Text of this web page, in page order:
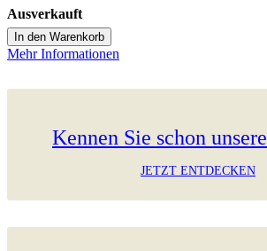
Ausverkauft
In den Warenkorb
Mehr Informationen
Kennen Sie schon unsere
JETZT ENTDECKEN